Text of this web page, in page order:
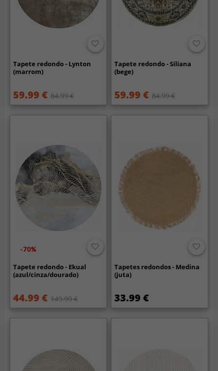
Tapete redondo - Lynton
(marrom)
59.99 € 84.99 €
Tapete redondo - Siliana
(bege)
59.99 € 84.99 €
-70%
Tapete redondo - Ekual
(azul/cinza/dourado)
44.99 € 149.99 €
Tapetes redondos - Medina
(juta)
33.99 €